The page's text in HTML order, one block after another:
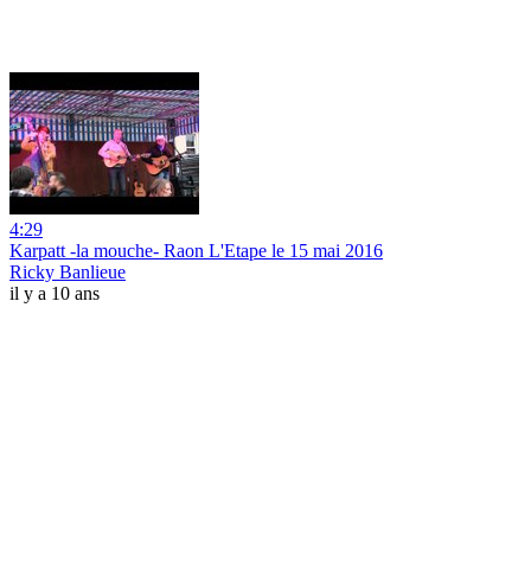
4:29
Karpatt -la mouche- Raon L'Etape le 15 mai 2016
Ricky Banlieue
il y a 10 ans